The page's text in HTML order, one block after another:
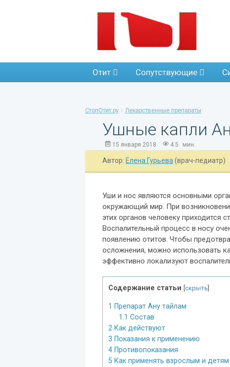
Отит Сопутствующие
СтопОтит.ру » Лекарственные препараты
Ушные капли
15 января 2018 4.5 мин.
Автор: Елена Гурьева (врач-педиатр)
Уши и нос являются основными
окружающий мир. При
этих органов человеку приходится
Воспалительный процесс в носу
появлению отитов. Чтобы
осложнения, можно использовать
эффективно локализуют
Содержание статьи [скрыть]
1 Препарат Ану тайлам
1.1 Состав
2 Как действуют
3 Показания к применению
4 Противопоказания
5 Как применять взрослым и детям